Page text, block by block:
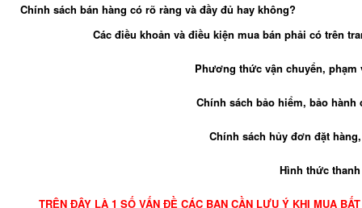
Chính sách bán hàng có rõ ràng và đầy đủ hay không?
Các điều khoản và điều kiện mua bán phải có trên
Phương thức vận chuyển,
Chính sách bảo hiểm, bảo
Chính sách hủy đơn đặt
Hình thức
TRÊN ĐÂY LÀ 1 SỐ VẤN ĐỀ CÁC BẠN CẦN LƯU Ý KHI MUA